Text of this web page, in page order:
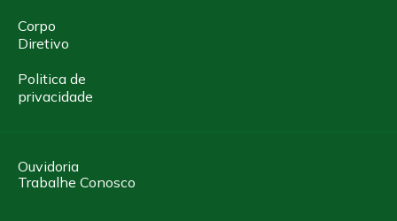
Corpo
Diretivo
Politica de
privacidade
Ouvidoria
Trabalhe Conosco